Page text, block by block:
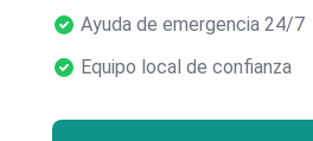
Ayuda de emergencia 24/7
Equipo local de confianza